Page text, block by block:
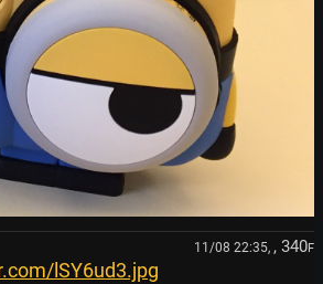
11/08 22:35, , 340F
lSY6ud3.jpg